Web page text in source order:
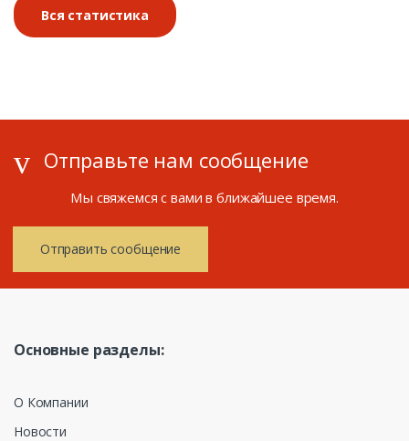
Вся статистика
Отправьте нам сообщение
Мы свяжемся с вами в ближайшее время.
Отправить сообщение
Основные разделы:
О Компании
Новости